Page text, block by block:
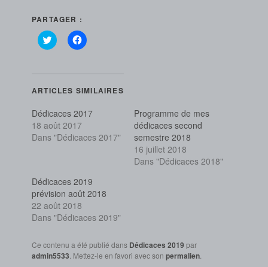
PARTAGER :
Cliquez
pour
dans
nouvelle
Cliquez
pour
dans
nouvelle
ARTICLES SIMILAIRES
Dédicaces 2017
18 août 2017
Dans "Dédicaces 2017"
Programme de mes
dédicaces second
semestre 2018
16 juillet 2018
Dans "Dédicaces 2018"
Dédicaces 2019
prévision août 2018
22 août 2018
Dans "Dédicaces 2019"
Ce contenu a été publié dans Dédicaces 2019 par
admin5533 . Mettez-le en favori avec sonpermalien